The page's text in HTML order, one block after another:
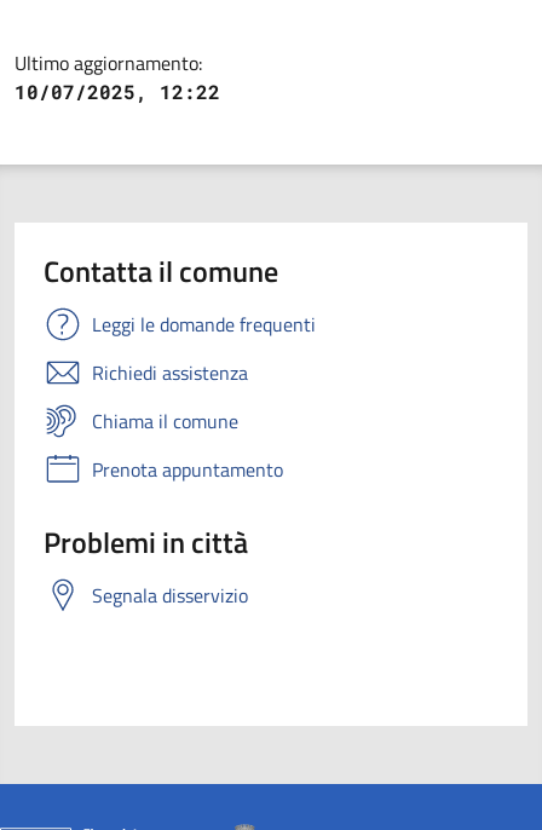
Ultimo aggiornamento:
10/07/2025, 12:22
Contatta il comune
Leggi le domande frequenti
Richiedi assistenza
Chiama il comune
Prenota appuntamento
Problemi in città
Segnala disservizio